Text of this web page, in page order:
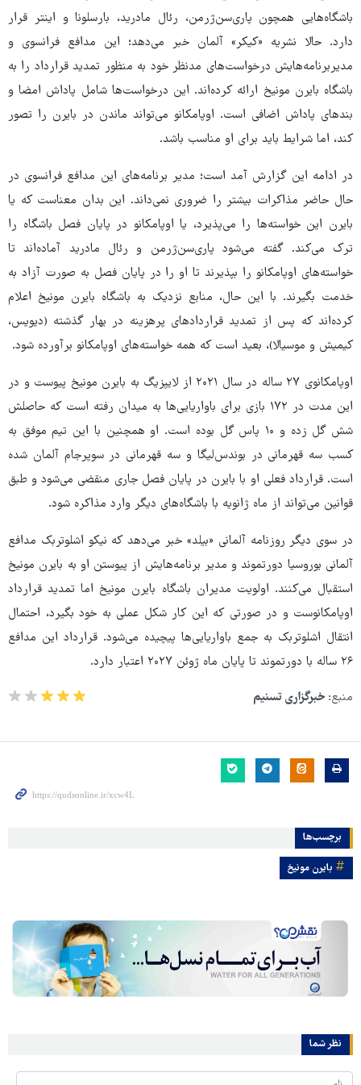
باشگاه‌هایی همچون پاری‌سن‌ژرمن، رئال مادرید، بارسلونا و اینتر قرار
دارد. حالا نشریه «کیکر» آلمان خبر می‌دهد؛ این مدافع فرانسوی و
مدیربرنامه‌هایش درخواست‌های مدنظر خود به منظور تمدید قرارداد را به
باشگاه بایرن مونیخ ارائه کرده‌اند. این درخواست‌ها شامل پاداش امضا و
بندهای پاداش اضافی است. اوپامکانو می‌تواند ماندن در بایرن را تصور
کند، اما شرایط باید برای او مناسب باشد.
در ادامه این گزارش آمد است؛ مدیر برنامه‌های این مدافع فرانسوی در
حال حاضر مذاکرات بیشتر را ضروری نمی‌داند. این بدان معناست که یا
بایرن این خواسته‌ها را می‌پذیرد، یا اوپامکانو در پایان فصل باشگاه را
ترک می‌کند. گفته می‌شود پاری‌سن‌ژرمن و رئال مادرید آماده‌اند تا
خواسته‌های اوپامکانو را بپذیرند تا او را در پایان فصل به صورت آزاد به
خدمت بگیرند. با این حال، منابع نزدیک به باشگاه بایرن مونیخ اعلام
کرده‌اند که پس از تمدید قراردادهای پرهزینه در بهار گذشته (دیویس،
کیمیش و موسیالا)، بعید است که همه خواسته‌های اوپامکانو برآورده شود.
اوپامکانوی ۲۷ ساله در سال ۲۰۲۱ از لایپزیگ به بایرن مونیخ پیوست و در
این مدت در ۱۷۲ بازی برای باواریایی‌ها به میدان رفته است که حاصلش
شش گل‌ زده و ۱۰ پاس‌ گل بوده است. او همچنین با این تیم موفق به
کسب سه قهرمانی در بوندس‌لیگا و سه قهرمانی در سوپرجام آلمان شده
است. قرارداد فعلی او با بایرن در پایان فصل جاری منقضی می‌شود و طبق
قوانین می‌تواند از ماه ژانویه با باشگاه‌های دیگر وارد مذاکره شود.
در سوی دیگر روزنامه آلمانی «بیلد» خبر می‌دهد که نیکو اشلوتربک مدافع
آلمانی بوروسیا دورتموند و مدیر برنامه‌هایش از پیوستن او به بایرن مونیخ
استقبال می‌کنند. اولویت مدیران باشگاه بایرن مونیخ اما تمدید قرارداد
اوپامکانوست و در صورتی که این کار شکل عملی به خود بگیرد، احتمال
انتقال اشلوتربک به جمع باواریایی‌ها پیچیده می‌شود. قرارداد این مدافع
۲۶ ساله با دورتموند تا پایان ماه ژوئن ۲۰۲۷ اعتبار دارد.
منبع: خبرگزاری تسنیم
برچسب‌ها
بایرن مونیخ
نظر شما